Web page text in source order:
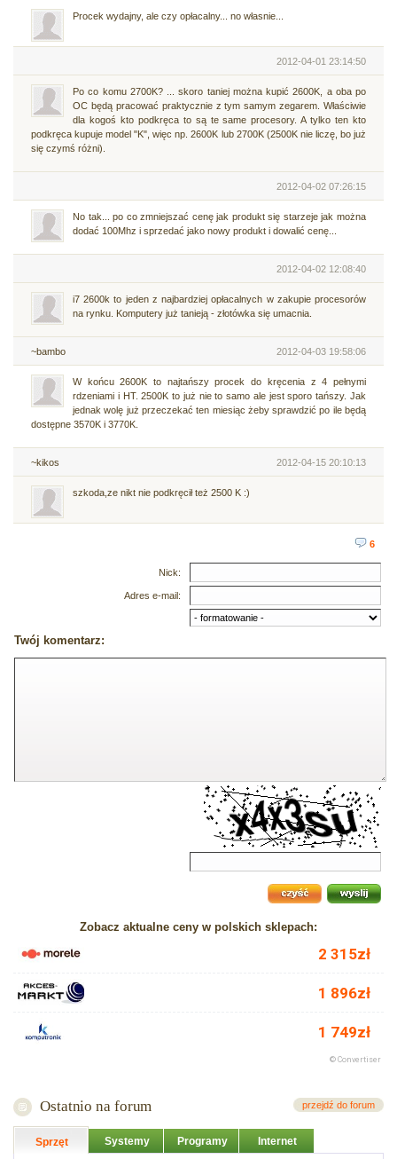
Procek wydajny, ale czy opłacalny... no własnie...
2012-04-01 23:14:50
Po co komu 2700K? ... skoro taniej można kupić 2600K, a oba po
OC będą pracować praktycznie z tym samym zegarem. Właściwie
dla kogoś kto podkręca to są te same procesory. A tylko ten kto
podkręca kupuje model "K", więc np. 2600K lub 2700K (2500K nie liczę, bo już
się czymś różni).
2012-04-02 07:26:15
No tak... po co zmniejszać cenę jak produkt się starzeje jak można
dodać 100Mhz i sprzedać jako nowy produkt i dowalić cenę...
2012-04-02 12:08:40
i7 2600k to jeden z najbardziej opłacalnych w zakupie procesorów
na rynku. Komputery już tanieją - złotówka się umacnia.
~bambo 2012-04-03 19:58:06
W końcu 2600K to najtańszy procek do kręcenia z 4 pełnymi
rdzeniami i HT. 2500K to już nie to samo ale jest sporo tańszy. Jak
jednak wolę już przeczekać ten miesiąc żeby sprawdzić po ile będą
dostępne 3570K i 3770K.
~kikos 2012-04-15 20:10:13
szkoda,ze nikt nie podkręcił też 2500 K :)
6
Nick:
Adres e-mail:
Twój komentarz:
Zobacz aktualne ceny w polskich sklepach:
Ostatnio na forum przejdź do forum
Sprzęt Systemy Programy Internet